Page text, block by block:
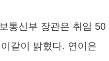
통신부 장관은 취임 50
같이 밝혔다. 연이은